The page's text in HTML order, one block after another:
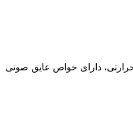
دارای خواص عایق صوتی